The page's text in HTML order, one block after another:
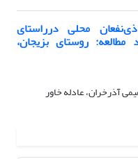
محلی درراستای
مطالعه: روستای بزیجان،
آذرخران، عادله خاور